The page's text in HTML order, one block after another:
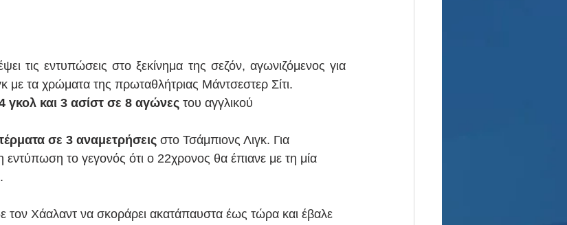
τις εντυπώσεις στο ξεκίνημα της σεζόν, αγωνιζόμενος για
με τα χρώματα της πρωταθλήτριας Μάντσεστερ Σίτι.
γκολ και 3 ασίστ σε 8 αγώνες του αγγλικού
σε 3 αναμετρήσεις στο Τσάμπιονς Λιγκ. Για
εντύπωση το γεγονός ότι ο 22χρονος θα έπιανε με τη μία
τον Χάαλαντ να σκοράρει ακατάπαυστα έως τώρα και έβαλε